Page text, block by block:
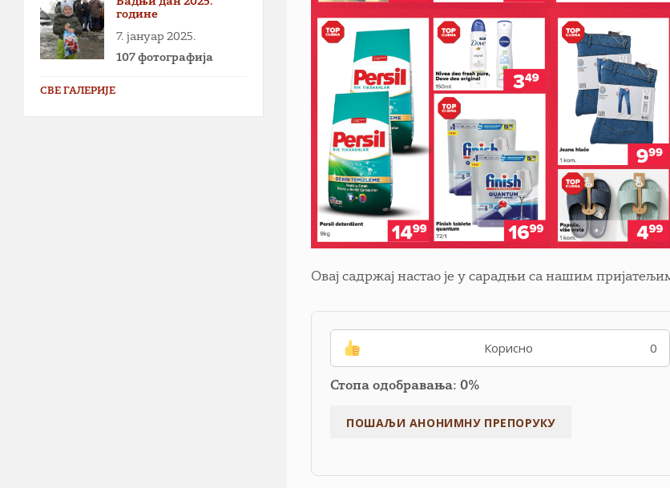
Овај садржај настао је у сарадњи са нашим
Корисно 0
Стопа одобравања: 0%
године
7. јануар 2025.
107 фотографија
СВЕ ГАЛЕРИЈЕ